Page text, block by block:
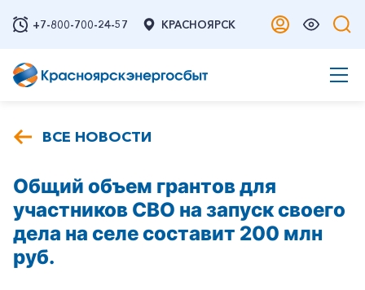
+7-800-700-24-57 КРАСНОЯРСК
ВСЕ НОВОСТИ
Общий объем грантов для
участников СВО на запуск своего
дела на селе составит 200 млн
руб.